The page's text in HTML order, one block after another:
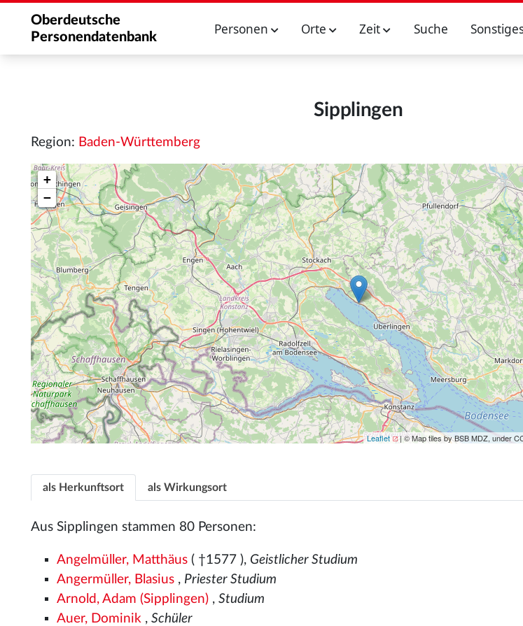
Oberdeutsche
Personendatenbank
Personen Orte Zeit Suche
Sipplingen
Region: Baden-Württemberg
+
−
Leaflet | © Map tiles by BSB MDZ, under
als Herkunftsort als Wirkungsort
Aus Sipplingen stammen 80 Personen:
Angelmüller, Matthäus ( †1577 ), Geistlicher Studium
Angermüller, Blasius , Priester Studium
Arnold, Adam (Sipplingen) ,Studium
Auer, Dominik ,Schüler